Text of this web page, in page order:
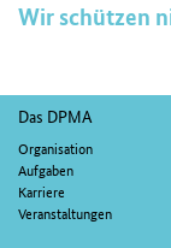
Wir schützen
Das DPMA
Organisation
Aufgaben
Karriere
Veranstaltungen